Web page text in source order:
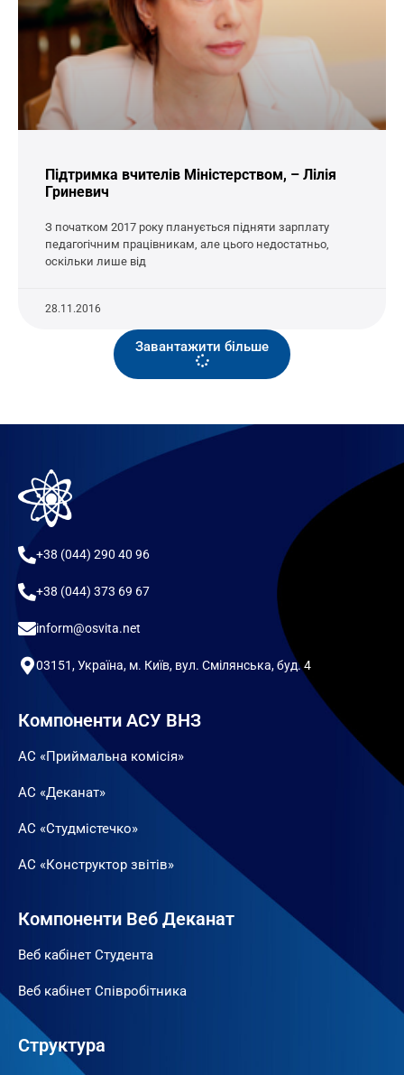
Підтримка вчителів Міністерством, – Лілія
Гриневич
З початком 2017 року планується підняти зарплату
педагогічним працівникам, але цього недостатньо,
оскільки лише від
28.11.2016
Завантажити більше
+38 (044) 290 40 96
+38 (044) 373 69 67
inform@osvita.net
03151, Україна, м. Київ, вул. Смілянська, буд. 4
Компоненти АСУ ВНЗ
АС «Приймальна комісія»
АС «Деканат»
АС «Студмістечко»
АС «Конструктор звітів»
Компоненти Веб Деканат
Веб кабінет Студента
Веб кабінет Співробітника
Структура